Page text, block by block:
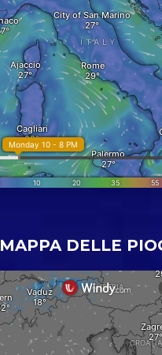
MAPPA DELLE